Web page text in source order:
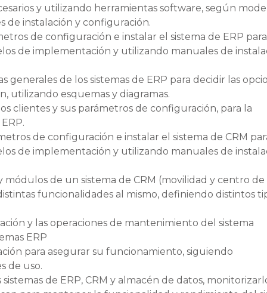
y utilizando herramientas software, según
de instalación y configuración.
de configuración e instalar el sistema de ERP
de implementación y utilizando manuales de
generales de los sistemas de ERP para decidir las
utilizando esquemas y diagramas.
clientes y sus parámetros de configuración, para la
de configuración e instalar el sistema de CRM
de implementación y utilizando manuales de
de un sistema de CRM (movilidad y centro de
funcionalidades al mismo, definiendo distintos
y las operaciones de mantenimiento del sistema
ERP
para asegurar su funcionamiento, siguiendo
de uso.
de ERP, CRM y almacén de datos,